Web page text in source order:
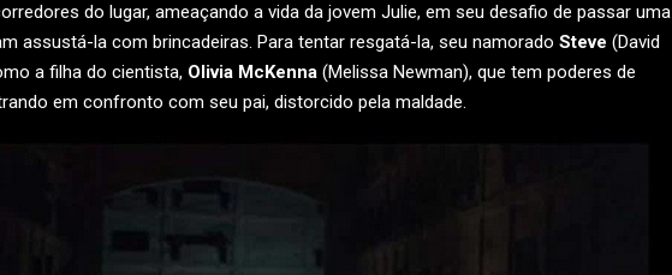
do lugar, ameaçando a vida da jovem Julie, em seu desafio de passar uma
assustá-la com brincadeiras. Para tentar resgatá-la, seu namorado Steve (David
a filha do cientista, Olivia McKenna (Melissa Newman), que tem poderes de
em confronto com seu pai, distorcido pela maldade.